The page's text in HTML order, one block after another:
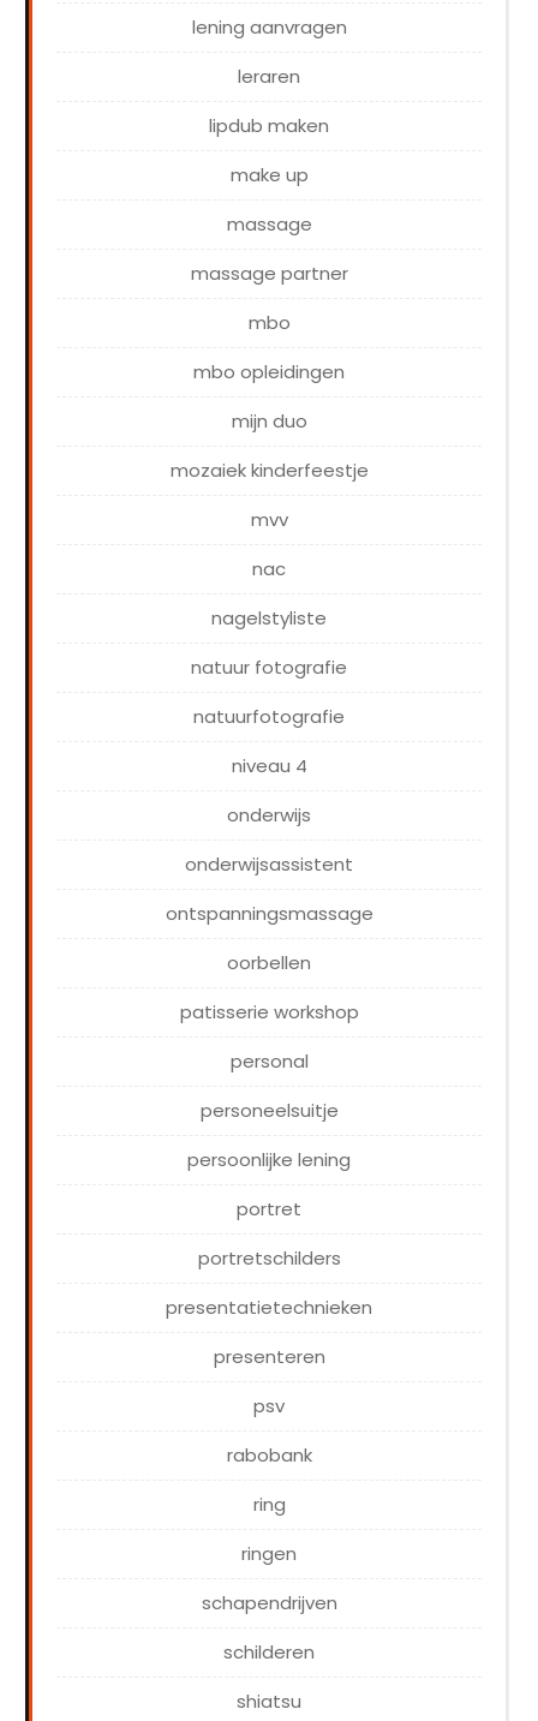
lening aanvragen
leraren
lipdub maken
make up
massage
massage partner
mbo
mbo opleidingen
mijn duo
mozaiek kinderfeestje
mvv
nac
nagelstyliste
natuur fotografie
natuurfotografie
niveau 4
onderwijs
onderwijsassistent
ontspanningsmassage
oorbellen
patisserie workshop
personal
personeelsuitje
persoonlijke lening
portret
portretschilders
presentatietechnieken
presenteren
psv
rabobank
ring
ringen
schapendrijven
schilderen
shiatsu